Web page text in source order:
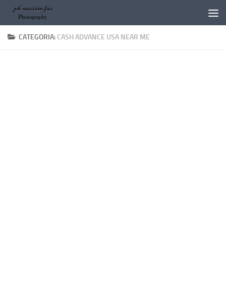
Salta al contenuto
CATEGORIA: CASH ADVANCE USA NEAR ME